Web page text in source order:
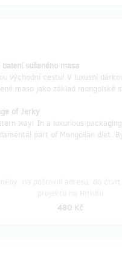
sušeného masa
východní cestu! V luxusní
maso jako základ mongolské
of Jerky
way! In a luxurious
part of Mongolian diet.
480 Kč